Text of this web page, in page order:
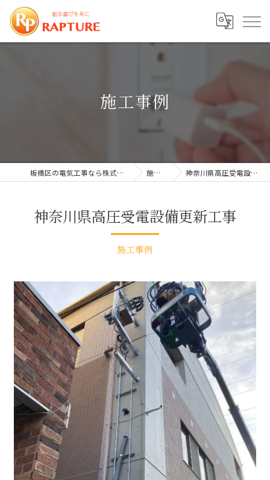
施工事例
板橋区の電気工事なら株式会社ラプチャー 施工事例 神奈川県高圧受電設備更新工事
施工事例
神奈川県高圧受電設備更新工事